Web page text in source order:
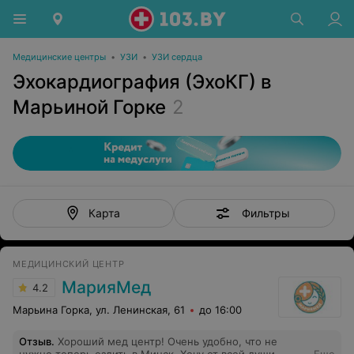
Медицинские центры • УЗИ • УЗИ сердца
Эхокардиография (ЭхоКГ) в
Марьиной Горке 2
Карта Фильтры
МЕДИЦИНСКИЙ ЦЕНТР
4.2 МарияМед
Марьина Горка, ул. Ленинская, 61 до 16:00
Отзыв. Хороший мед центр! Очень удобно, что не